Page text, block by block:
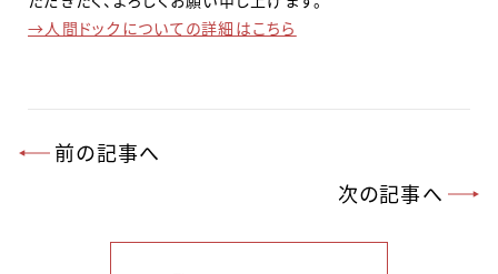
→人間ドックについての詳細はこちら
前の記事へ
次の記事へ